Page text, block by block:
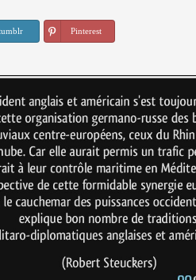
Pinterest